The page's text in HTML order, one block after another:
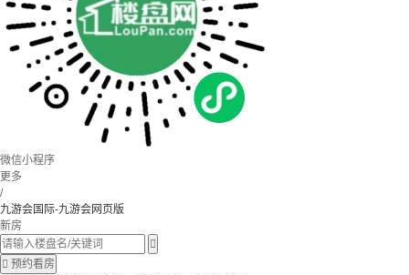
微信小程序
更多
/
九游会国际-九游会网页版
新房

 预约看房